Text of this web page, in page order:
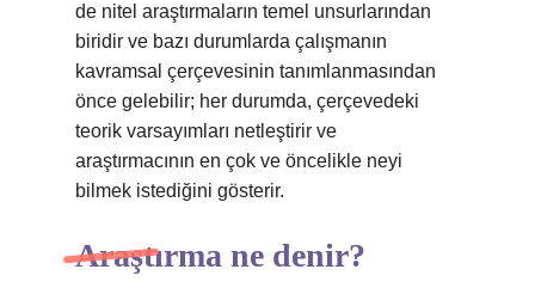
de nitel araştırmaların temel unsurlarından
biridir ve bazı durumlarda çalışmanın
kavramsal çerçevesinin tanımlanmasından
önce gelebilir; her durumda, çerçevedeki
teorik varsayımları netleştirir ve
araştırmacının en çok ve öncelikle neyi
bilmek istediğini gösterir.
Araştırma ne denir?